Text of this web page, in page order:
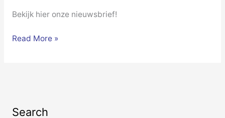
Bekijk hier onze nieuwsbrief!
Read More »
Search